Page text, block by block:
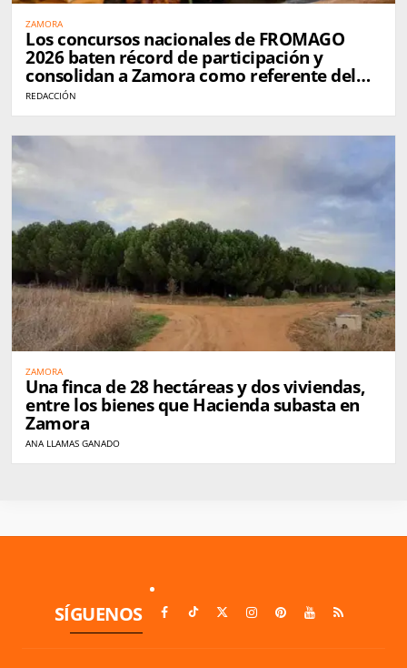
ZAMORA
Los concursos nacionales de FROMAGO
2026 baten récord de participación y
consolidan a Zamora como referente del
queso en España
REDACCIÓN
ZAMORA
Una finca de 28 hectáreas y dos viviendas,
entre los bienes que Hacienda subasta en
Zamora
ANA LLAMAS GANADO
SÍGUENOS